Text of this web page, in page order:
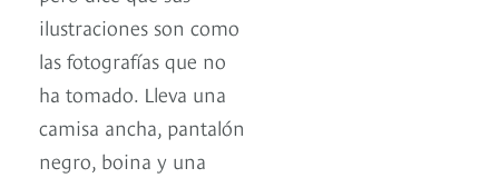
ilustraciones son como
las fotografías que no
ha tomado. Lleva una
camisa ancha, pantalón
negro, boina y una